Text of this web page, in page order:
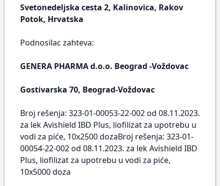
Svetonedeljska cesta 2, Kalinovica, Rakov
Potok, Hrvatska
Podnosilac zahteva:
GENERA PHARMA d.o.o. Beograd -Voždovac
Gostivarska 70, Beograd-Voždovac
Broj rešenja: 323-01-00053-22-002 od 08.11.2023.
za lek Avishield IBD Plus, liofilizat za upotrebu u
vodi za piće, 10x2500 dozaBroj rešenja: 323-01-
00054-22-002 od 08.11.2023. za lek Avishield IBD
Plus, liofilizat za upotrebu u vodi za piće,
10x5000 doza